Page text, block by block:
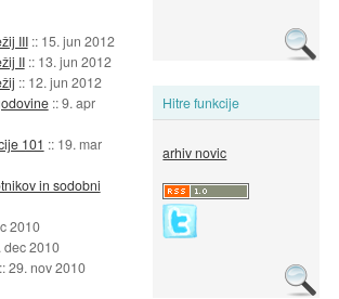
Hitre funkcije
arhiv novic
III :: 15. jun 2012
II :: 13. jun 2012
:: 12. jun 2012
::9. apr
101 :: 19. mar
in sodobni
2010
dec 2010
::29. nov 2010